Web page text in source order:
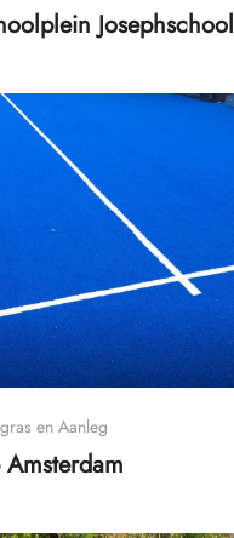
Josephschool
en Aanleg